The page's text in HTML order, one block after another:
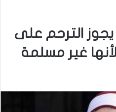
يجوز الترحم على
غير مسلمة